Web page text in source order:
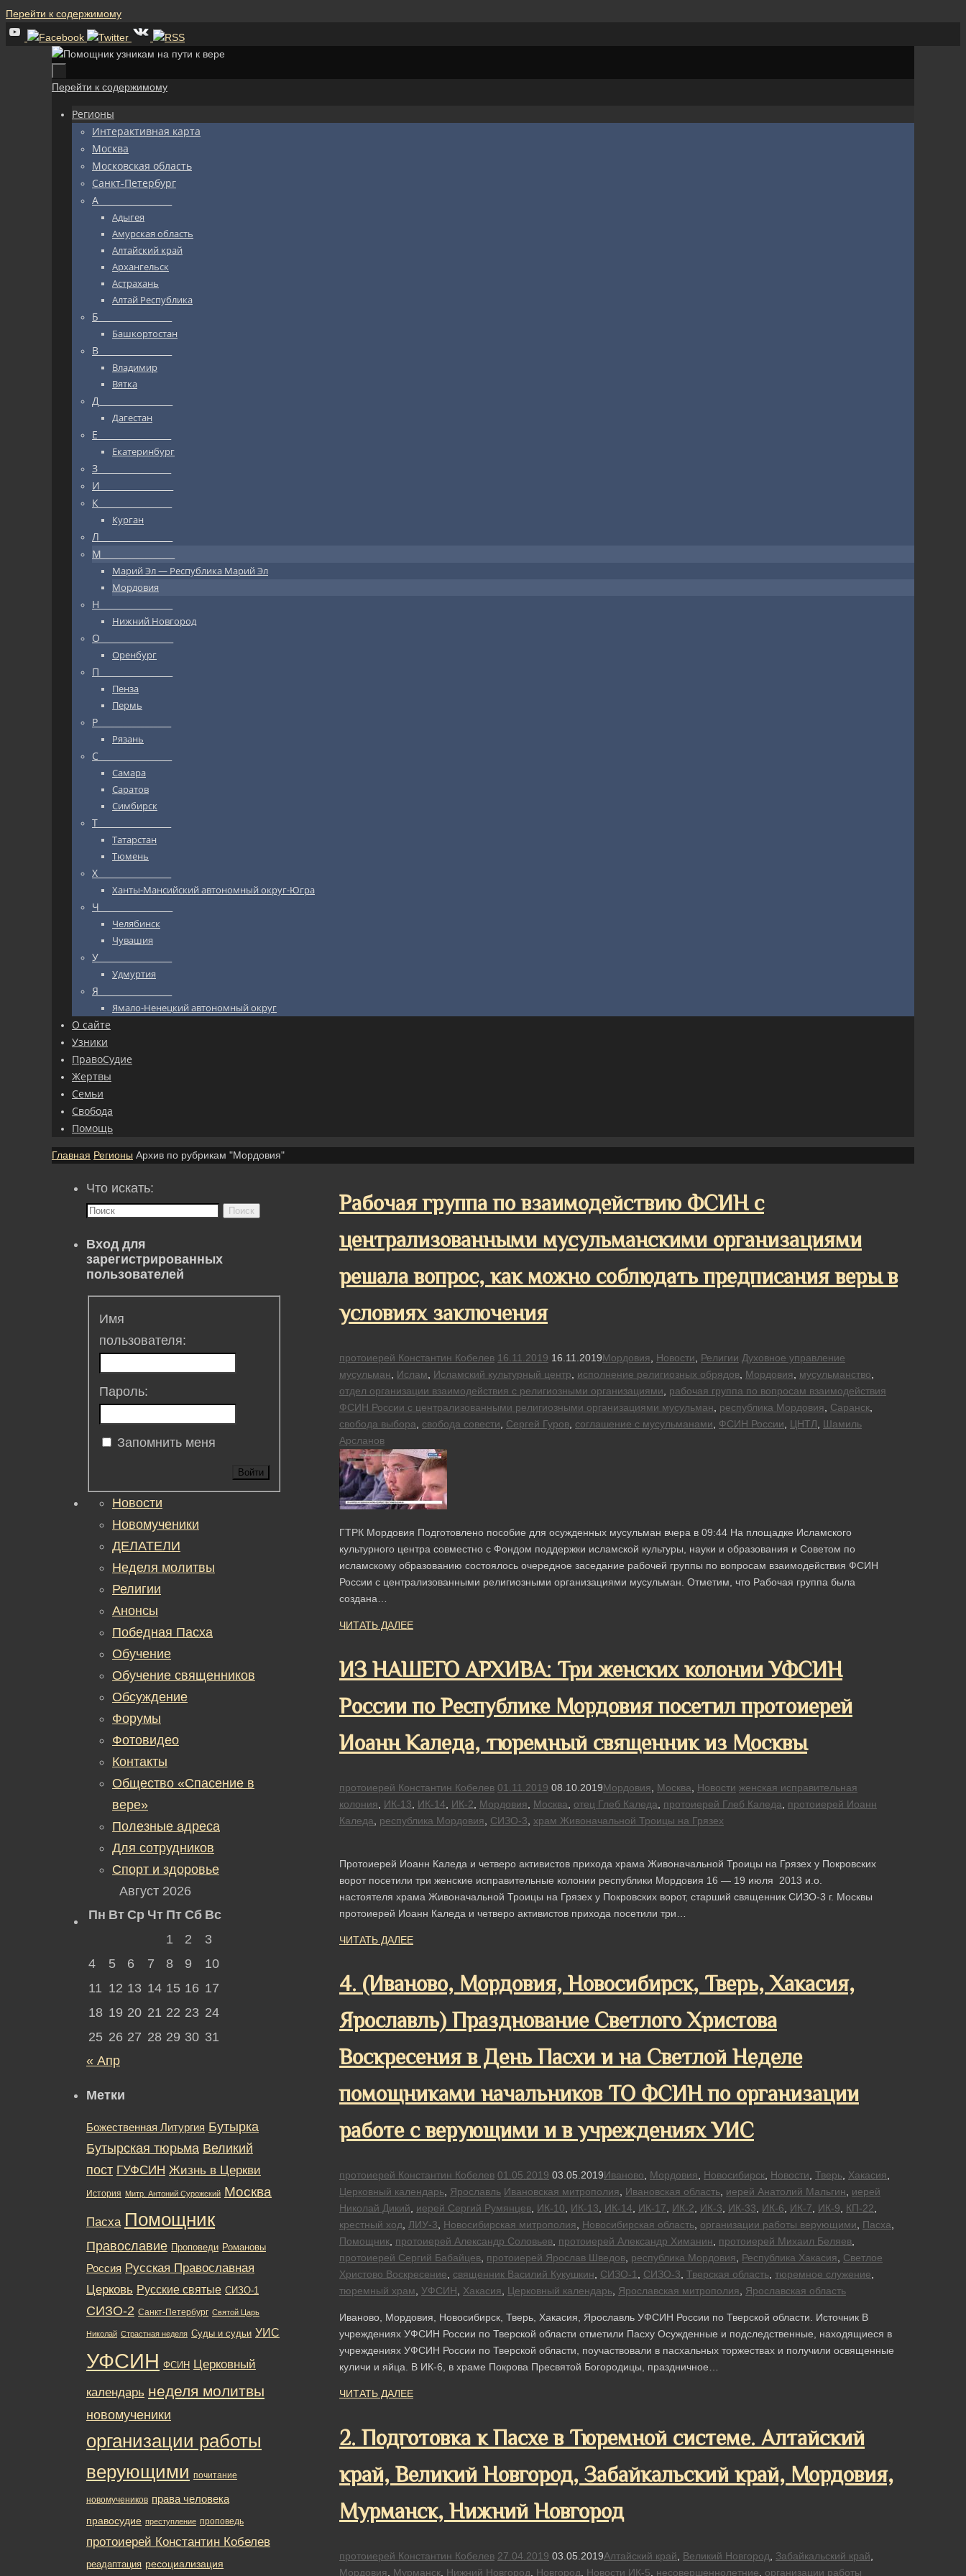
Перейти к содержимому
Перейти к содержимому
Регионы
Интерактивная карта
Москва
Московская область
Санкт-Петербург
А_________________
Адыгея
Амурская область
Алтайский край
Архангельск
Астрахань
Алтай Республика
Б_________________
Башкортостан
В_________________
Владимир
Вятка
Д_________________
Дагестан
Е_________________
Екатеринбург
З_________________
И_________________
К_________________
Курган
Л_________________
М_________________
Марий Эл — Республика Марий Эл
Мордовия
Н_________________
Нижний Новгород
О_________________
Оренбург
П_________________
Пенза
Пермь
Р_________________
Рязань
С_________________
Самара
Саратов
Симбирск
Т_________________
Татарстан
Тюмень
Х_________________
Ханты-Мансийский автономный округ-Югра
Ч_________________
Челябинск
Чувашия
У_________________
Удмуртия
Я_________________
Ямало-Ненецкий автономный округ
О сайте
Узники
ПравоСудие
Жертвы
Семьи
Свобода
Помощь
Главная Регионы Архив по рубрикам "Мордовия"
Рабочая группа по взаимодействию ФСИН с
централизованными мусульманскими организациями
решала вопрос, как можно соблюдать предписания веры в
условиях заключения
протоиерей Константин Кобелев 16.11.2019 16.11.2019Мордовия Новости Религии Духовное управление
мусульман
Ислам Исламский культурный центр исполнение религиозных обрядов Мордовия мусульманство
отдел организации взаимодействия с религиозными организациями
рабочая группа по вопросам взаимодействия
ФСИН России с централизованными религиозными организациями мусульман
республика Мордовия Саранск
свобода выбора
свобода совести Сергей Гуров соглашение с мусульманами ФСИН России ЦНТЛ
Шамиль
Арсланов
ГТРК Мордовия Подготовлено пособие для осужденных мусульман вчера в 09:44 На площадке Исламского
культурного центра совместно с Фондом поддержки исламской культуры, науки и образования и Советом по
исламскому образованию состоялось очередное заседание рабочей группы по вопросам взаимодействия ФСИН
России с централизованными религиозными организациями мусульман. Отметим, что Рабочая группа была
создана…
ЧИТАТЬ ДАЛЕЕ
ИЗ НАШЕГО АРХИВА: Три женских колонии УФСИН
России по Республике Мордовия посетил протоиерей
Иоанн Каледа, тюремный священник из Москвы
протоиерей Константин Кобелев 01.11.2019 08.10.2019Мордовия Москва Новости женская исправительная
колония
ИК-13 ИК-14 ИК-2 Мордовия Москва отец Глеб Каледа протоиерей Глеб Каледа
протоиерей Иоанн
Каледа
республика Мордовия СИЗО-3 храм Живоначальной Троицы на Грязех
Протоиерей Иоанн Каледа и четверо активистов прихода храма Живоначальной Троицы на Грязех у Покровских
ворот посетили три женские исправительные колонии республики Мордовия 16 — 19 июля 2013 и.о.
настоятеля храма Живоначальной Троицы на Грязех у Покровских ворот, старший священник СИЗО-3 г. Москвы
протоиерей Иоанн Каледа и четверо активистов прихода посетили три…
ЧИТАТЬ ДАЛЕЕ
4. (Иваново, Мордовия, Новосибирск, Тверь, Хакасия,
Ярославль) Празднование Светлого Христова
Воскресения в День Пасхи и на Светлой Неделе
помощниками начальников ТО ФСИН по организации
работе с верующими и в учреждениях УИС
протоиерей Константин Кобелев 01.05.2019 03.05.2019Иваново, Мордовия, Новосибирск, Новости, Тверь, Хакасия,
Церковный календарь, Ярославль Ивановская митрополия, Ивановская область, иерей Анатолий Мальгин, иерей
Николай Дикий, иерей Сергий Румянцев, ИК-10, ИК-13, ИК-14, ИК-17, ИК-2, ИК-3, ИК-33, ИК-6, ИК-7, ИК-9, КП-22,
крестный ход, ЛИУ-3, Новосибирская митрополия, Новосибирская область, организации работы верующими, Пасха,
Помощник, протоиерей Александр Соловьев, протоиерей Александр Химанин, протоиерей Михаил Беляев,
протоиерей Сергий Бабайцев, протоиерей Ярослав Шведов, республика Мордовия, Республика Хакасия, Светлое
Христово Воскресение, священник Василий Кукушкин, СИЗО-1, СИЗО-3, Тверская область, тюремное служение,
тюремный храм, УФСИН, Хакасия, Церковный календарь, Ярославская митрополия, Ярославская область
Иваново, Мордовия, Новосибирск, Тверь, Хакасия, Ярославль УФСИН России по Тверской области. Источник В
учреждениях УФСИН России по Тверской области отметили Пасху Осужденные и подследственные, находящиеся в
учреждениях УФСИН России по Тверской области, поучаствовали в пасхальных торжествах и получили освященные
куличи и яйца. В ИК-6, в храме Покрова Пресвятой Богородицы, праздничное…
ЧИТАТЬ ДАЛЕЕ
2. Подготовка к Пасхе в Тюремной системе. Алтайский
край, Великий Новгород, Забайкальский край, Мордовия,
Мурманск, Нижний Новгород
протоиерей Константин Кобелев 27.04.2019 03.05.2019Алтайский край Великий Новгород Забайкальский край
Мордовия
Мурманск Нижний Новгород Новгород Новости ИК-5 несовершеннолетние организации работы
Что искать:
Поиск
Вход для
зарегистрированных
пользователей
Имя
пользователя:
Пароль:
Запомнить меня
Войти
Новости
Новомученики
ДЕЛАТЕЛИ
Неделя молитвы
Религии
Анонсы
Победная Пасха
Обучение
Обучение священников
Обсуждение
Форумы
Фотовидео
Контакты
Общество «Спасение в
вере»
Полезные адреса
Для сотрудников
Спорт и здоровье
Август 2026
Пн Вт Ср Чт Пт Сб Вс
1
2
3
4
5 6 7 8 9
10
11 12 13 14 15 16 17
18 19 20 21 22 23 24
25 26 27 28 29 30 31
« Апр
Метки
Божественная Литургия Бутырка
Бутырская тюрьма Великий
пост ГУФСИН Жизнь в Церкви
История Митр. Антоний Сурожский Москва
Пасха Помощник
Православие Проповеди Романовы
Россия Русская Православная
Церковь Русские святые СИЗО-1
СИЗО-2 Санкт-Петербург Святой Царь
Николай Страстная неделя Суды и судьи УИС
УФСИН ФСИН Церковный
календарь неделя молитвы
новомученики
организации работы
верующими почитание
новомучеников права человека
правосудие преступление проповедь
протоиерей Константин Кобелев
реадаптация ресоциализация